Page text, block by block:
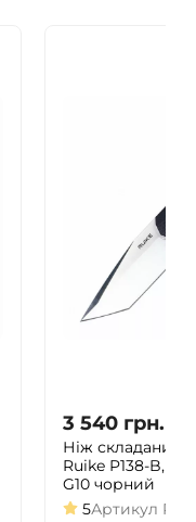
3 540 грн.
Ніж складаний
Ruike P138-B, (9
G10 чорний
5Артикул